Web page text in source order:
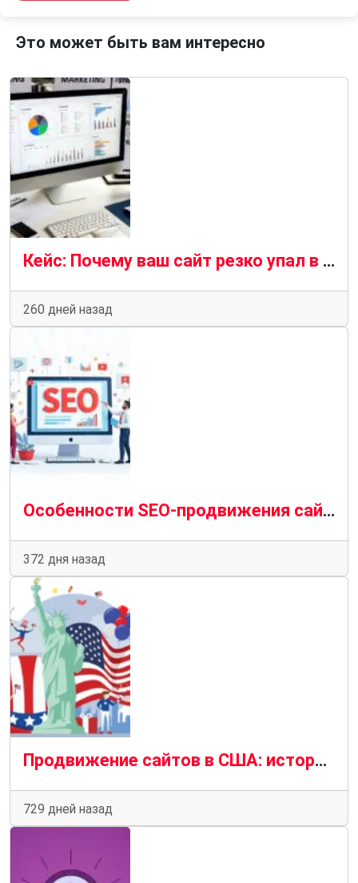
Это может быть вам интересно
Кейс: Почему ваш сайт резко упал в выдаче: 7 новых «штрафов» поисковиков, о которых никто не предупреждает
260 дней назад
Особенности SEO-продвижения сайта: на что обратить внимание и как заказать, чтобы не прогадать
372 дня назад
Продвижение сайтов в США: история, развитие и перспективы
729 дней назад